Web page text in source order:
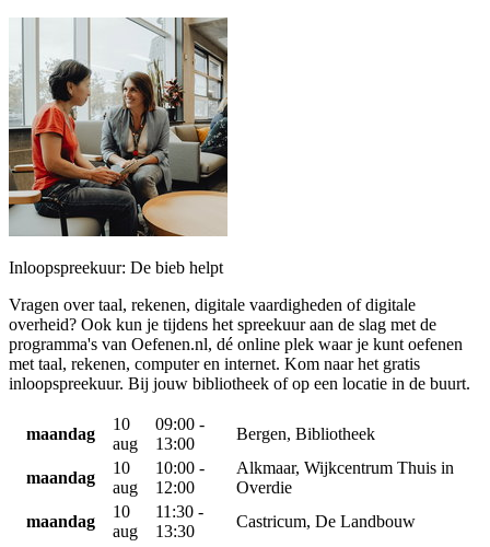
Inloopspreekuur: De bieb helpt
Vragen over taal, rekenen, digitale vaardigheden of digitale
overheid? Ook kun je tijdens het spreekuur aan de slag met de
programma's van Oefenen.nl, dé online plek waar je kunt oefenen
met taal, rekenen, computer en internet. Kom naar het gratis
inloopspreekuur. Bij jouw bibliotheek of op een locatie in de buurt.
maandag
10
aug
09:00 -
13:00
Bergen, Bibliotheek
maandag
10
aug
10:00 -
12:00
Alkmaar, Wijkcentrum Thuis in
Overdie
maandag
10
aug
11:30 -
13:30
Castricum, De Landbouw